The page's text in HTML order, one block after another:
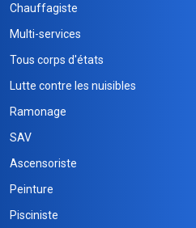
Chauffagiste
Multi-services
Tous corps d'états
Lutte contre les nuisibles
Ramonage
SAV
Ascensoriste
Peinture
Pisciniste